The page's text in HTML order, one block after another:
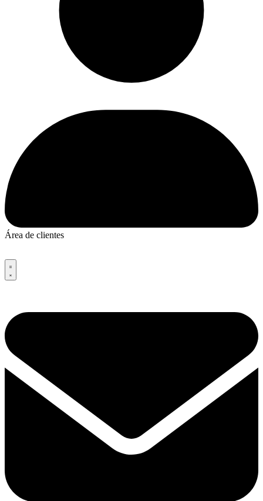
Área de clientes